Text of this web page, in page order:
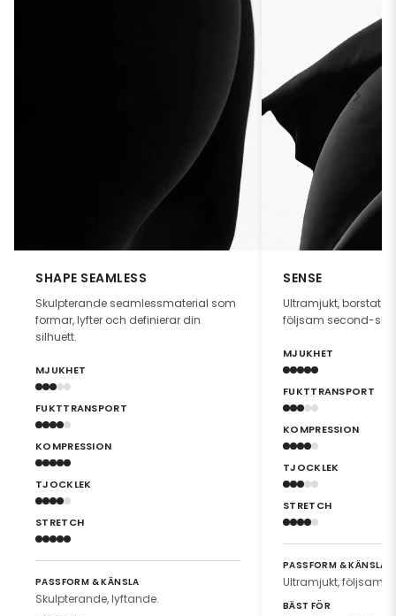
SHAPE SEAMLESS
Skulpterande seamlessmaterial som
formar, lyfter och definierar din
silhuett.
MJUKHET
FUKTTRANSPORT
KOMPRESSION
TJOCKLEK
STRETCH
PASSFORM & KÄNSLA
Skulpterande, lyftande.
SENSE
Ultramjukt, borstat
följsam second-
MJUKHET
FUKTTRANSPORT
KOMPRESSION
TJOCKLEK
STRETCH
PASSFORM & KÄNSLA
Ultramjukt, följsamt.
BÄST FÖR